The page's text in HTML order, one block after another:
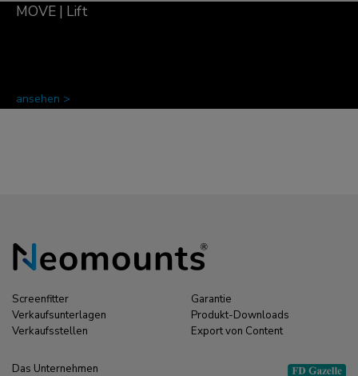
MOVE | Lift
ansehen >
Screenfitter
Verkaufsunterlagen
Verkaufsstellen
Garantie
Produkt-Downloads
Export von Content
Das Unternehmen